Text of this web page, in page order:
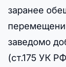
заранее
заведомо
(ст.175 УК